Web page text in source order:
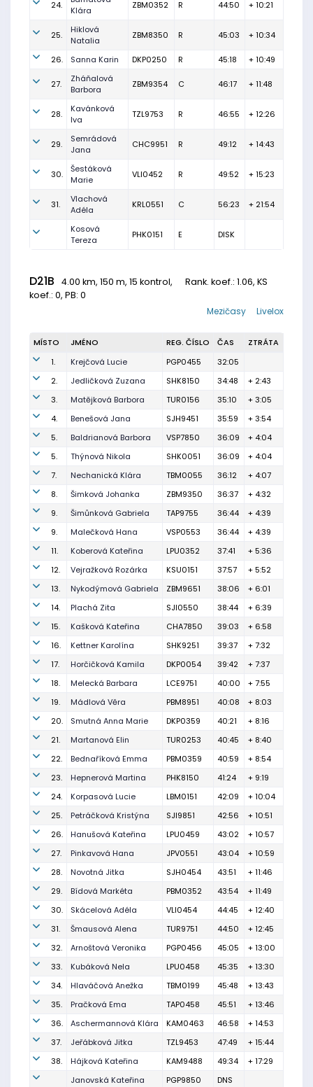
24.
Klára
ZBM0352 R 44:50 + 10:21
25.
Hiklová
Natalia
ZBM8350 R 45:03 + 10:34
26. Sanna Karin DKP0250 R 45:18 + 10:49
27.
Zháňalová
Barbora
ZBM9354 C 46:17 + 11:48
28.
Kavánková
Iva
TZL9753 R 46:55 + 12:26
29.
Semrádová
Jana
CHC9951 R 49:12 + 14:43
30.
Šestáková
Marie
VLI0452 R 49:52 + 15:23
31.
Vlachová
Adéla
KRL0551 C 56:23 + 21:54
Kosová
Tereza
PHK0151 E DISK
D21B 4.00 km, 150 m, 15 kontrol, Rank. koef.: 1.06, KS
koef.: 0, PB: 0
Livelox
Mezičasy
MÍSTO JMÉNO REG. ČÍSLO ČAS
ZTRÁTA
1.
Krejčová Lucie PGP0455
32:05
2.
Jedličková Zuzana SHK8150 34:48
+ 2:43
3.
Matějková Barbora TUR0156 35:10
+ 3:05
4.
Benešová Jana SJH9451 35:59
+ 3:54
5.
Baldrianová Barbora VSP7850 36:09
+ 4:04
5.
Thýnová Nikola SHK0051 36:09
+ 4:04
7.
Nechanická Klára TBM0055 36:12
+ 4:07
8.
Šimková Johanka ZBM9350 36:37
+ 4:32
9.
Šimůnková Gabriela TAP9755 36:44
+ 4:39
9.
Malečková Hana VSP0553 36:44
+ 4:39
11.
Koberová Kateřina LPU0352 37:41
+ 5:36
12.
Vejražková Rozárka KSU0151 37:57
+ 5:52
13.
Nykodýmová Gabriela ZBM9651 38:06
+ 6:01
14.
Plachá Zita SJI0550 38:44
+ 6:39
15.
Kašková Kateřina CHA7850 39:03
+ 6:58
16.
Kettner Karolína SHK9251 39:37
+ 7:32
17.
Horčičková Kamila DKP0054 39:42
+ 7:37
18.
Melecká Barbara LCE9751 40:00
+ 7:55
19.
Mádlová Věra PBM8951 40:08
+ 8:03
20.
Smutná Anna Marie DKP0359 40:21
+ 8:16
21.
Martanová Elin TUR0253 40:45
+ 8:40
22.
Bednaříková Emma PBM0359 40:59
+ 8:54
23.
Hepnerová Martina PHK8150 41:24
+ 9:19
24.
Korpasová Lucie LBM0151 42:09
+ 10:04
25.
Petráčková Kristýna SJI9851 42:56
+ 10:51
26.
Hanušová Kateřina LPU0459 43:02
+ 10:57
27.
Pinkavová Hana JPV0551 43:04
+ 10:59
28.
Novotná Jitka SJH0454 43:51
+ 11:46
29.
Bídová Markéta PBM0352 43:54
+ 11:49
30.
Skácelová Adéla VLI0454 44:45
+ 12:40
31.
Šmausová Alena TUR9751 44:50
+ 12:45
32.
Arnoštová Veronika PGP0456 45:05
+ 13:00
33.
Kubáková Nela LPU0458 45:35
+ 13:30
34.
Hlaváčová Anežka TBM0199 45:48
+ 13:43
35.
Pračková Ema TAP0458 45:51
+ 13:46
36.
Aschermannová Klára KAM0463 46:58
+ 14:53
37.
Jeřábková Jitka TZL9453 47:49
+ 15:44
38.
Hájková Kateřina KAM9488 49:34
+ 17:29
Janovská Kateřina
PGP9850
DNS